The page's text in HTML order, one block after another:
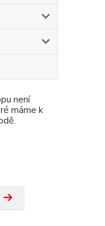
není
máme k